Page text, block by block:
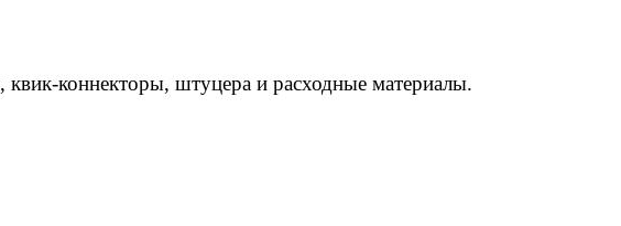
коннекторы, штуцера и расходные материалы.